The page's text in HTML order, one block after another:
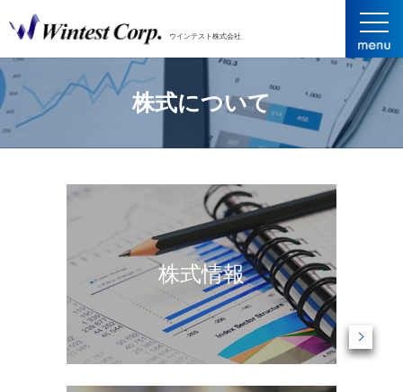
ウインテスト株式会社
株式について
株式情報